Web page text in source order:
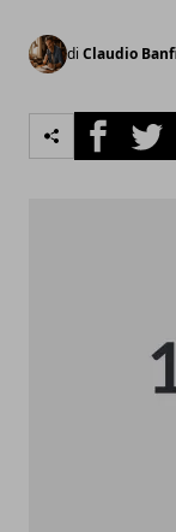
di Claudio
Facebook